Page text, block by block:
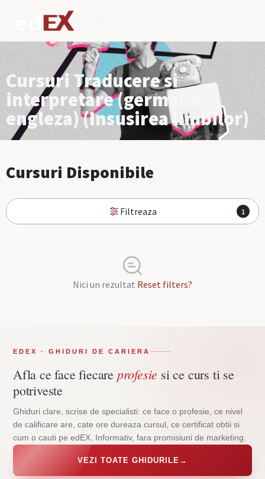
Cursuri Traducere si
interpretare (germana -
engleza) (Insusirea limbilor)
Cursuri Disponibile
Filtreaza 1
Nici un rezultat Reset filters?
EDEX · GHIDURI DE CARIERA
Afla ce face fiecare profesie si ce curs ti se
potriveste
Ghiduri clare, scrise de specialisti: ce face o profesie, ce nivel
de calificare are, cate ore dureaza cursul, ce certificat obtii si
cum o cauti pe edEX. Informativ, fara promisiuni de marketing.
VEZI TOATE GHIDURILE →